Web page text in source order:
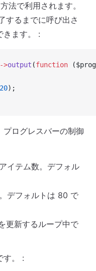
法で利用されます。
するまでに呼び出さ
きます。 :
->output (function
20);
ログレスバーの制御
イテム数。デフォル
デフォルトは 80 で
更新するループ中で
す。 :